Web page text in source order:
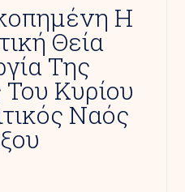
Η
Θεία
Της
Κυρίου
Ναός